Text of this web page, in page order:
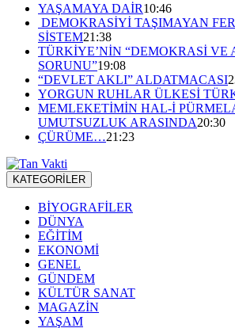
YAŞAMAYA DAİR10:46
DEMOKRASİYİ TAŞIMAYAN
SİSTEM21:38
TÜRKİYE’NİN “DEMOKRASİ VE
SORUNU”19:08
“DEVLET AKLI” ALDATMACASI
YORGUN RUHLAR ÜLKESİ
MEMLEKETİMİN HAL-İ
UMUTSUZLUK ARASINDA20:30
ÇÜRÜME…21:23
KATEGORİLER
BİYOGRAFİLER
DÜNYA
EĞİTİM
EKONOMİ
GENEL
GÜNDEM
KÜLTÜR SANAT
MAGAZİN
YAŞAM